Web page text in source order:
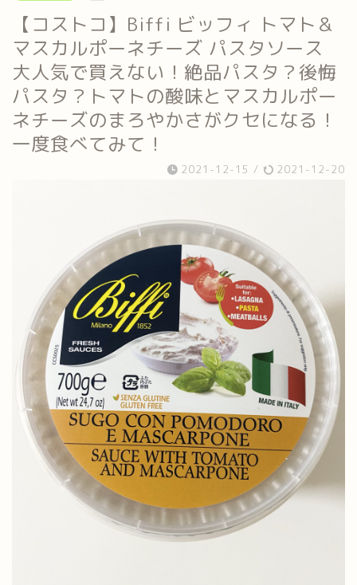
【コストコ】Biffi ビッフィ トマト＆
マスカルポーネチーズ パスタソース
大人気で買えない！絶品パスタ？後悔
パスタ？トマトの酸味とマスカルポー
ネチーズのまろやかさがクセになる！
一度食べてみて！
2021-12-15 / 2021-12-20